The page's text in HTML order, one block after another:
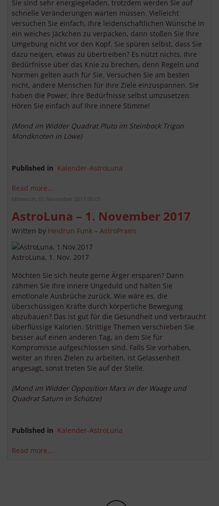
Sie sind sehr energiegeladen, trotzdem werden Sie auf
schnelle Veränderungen warten müssen. Vielleicht
versuchen Sie einfach, Ihre leidenschaftlichen Wünsche in
ein weiches Jäckchen zu verpacken, dann stoßen Sie Ihre
Umgebung nicht vor den Kopf. Sie spüren selbst, dass Sie
dazu neigen, etwas zu übertreiben? Es nützt nichts, Ihre
Bedürfnisse über das Knie zu brechen, denn Regeln und
Normen gelten auch für Sie. Versuchen Sie am besten
nicht, andere Menschen für Ihre Ziele einzuspannen. Sie
haben die Power, Ihre Bedürfnisse selbst umzusetzen.
Hören Sie einfach auf Ihre innere Stimme!
(Mond im Widder Quadrat Pluto im Steinbock Trigon
Mondknoten in Löwe)
Published in Kalender-AstroLuna
Read more...
Mittwoch, 01 November 2017 00:01
AstroLuna – 1. November 2017
Written by Heidrun Funk – AstroPraxis
AstroLuna, 1. Nov. 2017
Möchten Sie sich heute gerne Ärger ersparen? Dann
zähmen Sie Ihre innere Ungeduld und halten Sie
emotionale Ausbrüche zurück. Wie wäre es, die
überschüssigen Kräfte durch körperliche Bewegung
abzubauen? Das ist gut für die Gesundheit und verbraucht
überflüssige Kalorien. Strittige Themen verschieben Sie
besser auf einen anderen Tag, an dem Sie für
Kompromisse aufgeschlossen sind. Falls Sie vorhaben,
weiter an Ihren Zielen zu arbeiten, ist Gelassenheit
angesagt, sonst treten Sie auf der Stelle.
(Mond im Widder Opposition Mars in der Waage und
Quadrat Saturn in Schütze)
Published in Kalender-AstroLuna
Read more...